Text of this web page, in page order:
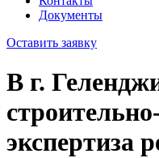
Документы
Оставить заявку
В г.
экспертиза